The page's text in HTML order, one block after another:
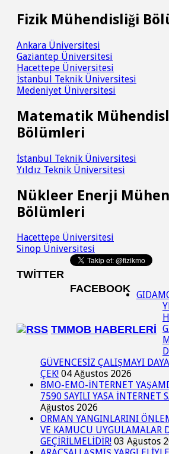
Fizik Mühendisliği
Ankara Üniversitesi
Gaziantep Üniversitesi
Hacettepe Üniversitesi
İstanbul Teknik Üniversitesi
Medeniyet Üniversitesi
Matematik
Bölümleri
İstanbul Teknik Üniversitesi
Yıldız Teknik Üniversitesi
Nükleer Enerji
Bölümleri
Hacettepe Üniversitesi
Sinop Üniversitesi
TWITTER
FACEBOOK
TMMOB HABERLERI
GÜVENCESİZ ÇALIŞMAYI
ÇEK! 04 Ağustos 2026
BMO-EMO-İNTERNET
7590 SAYILI YASA İNTERNET
Ağustos 2026
ORMAN YANGINLARINI
VE KAMUCU UYGULAMALAR
GEÇİRİLMELİDİR! 03 Ağustos